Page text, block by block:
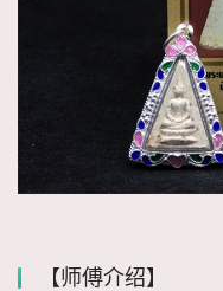
【师傅介绍】